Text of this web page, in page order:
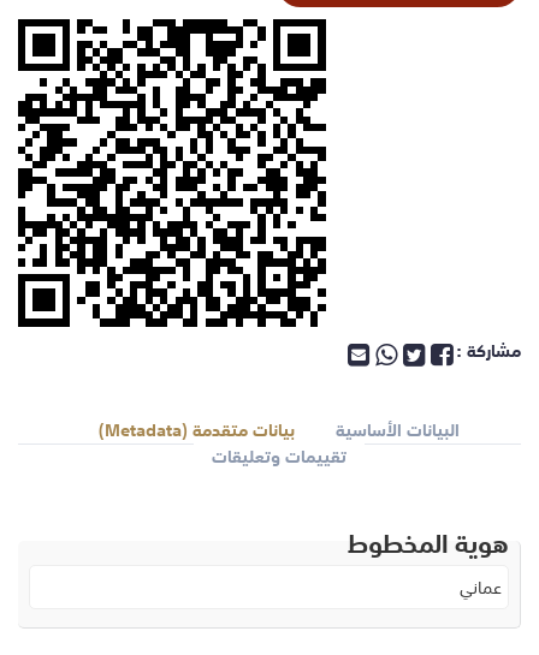
مشاركة :
البيانات الأساسية
بيانات متقدمة (Metadata)
تقييمات وتعليقات
هوية المخطوط
عماني